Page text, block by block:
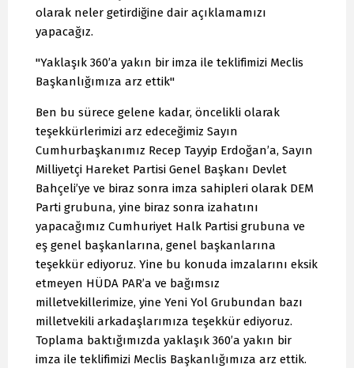
olarak neler getirdiğine dair açıklamamızı
yapacağız.
"Yaklaşık 360’a yakın bir imza ile teklifimizi Meclis
Başkanlığımıza arz ettik"
Ben bu sürece gelene kadar, öncelikli olarak
teşekkürlerimizi arz edeceğimiz Sayın
Cumhurbaşkanımız Recep Tayyip Erdoğan’a, Sayın
Milliyetçi Hareket Partisi Genel Başkanı Devlet
Bahçeli’ye ve biraz sonra imza sahipleri olarak DEM
Parti grubuna, yine biraz sonra izahatını
yapacağımız Cumhuriyet Halk Partisi grubuna ve
eş genel başkanlarına, genel başkanlarına
teşekkür ediyoruz. Yine bu konuda imzalarını eksik
etmeyen HÜDA PAR’a ve bağımsız
milletvekillerimize, yine Yeni Yol Grubundan bazı
milletvekili arkadaşlarımıza teşekkür ediyoruz.
Toplama baktığımızda yaklaşık 360’a yakın bir
imza ile teklifimizi Meclis Başkanlığımıza arz ettik.